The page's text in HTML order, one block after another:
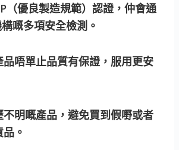
（優良製造規範）認證，仲會通
嘅多項安全檢測。
唔單止品質有保證，服用更安
明嘅產品，避免買到假嘢或者
。